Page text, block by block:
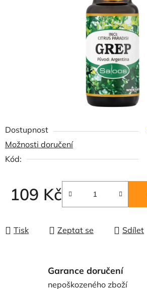
Dostupnost
Možnosti doručení
Kód:
109 Kč
Tisk Zeptat se Sdílet
Garance doručení
nepoškozeného zboží